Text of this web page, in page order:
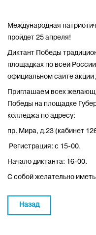
Международная
пройдет 25 апреля!
Диктант Победы
площадках по всей
официальном сайте
Приглашаем всех
Победы на площадке
колледжа по адресу:
пр. Мира, д.23 (кабинет
Регистрация: с 15-00.
Начало диктанта: 16-00.
С собой желательно
Назад